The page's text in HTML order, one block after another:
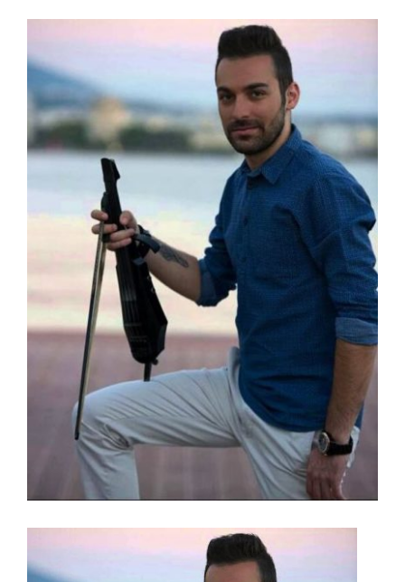
Larger
Image